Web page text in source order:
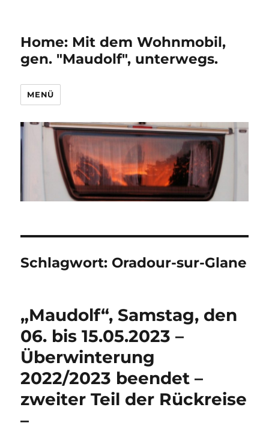
Home: Mit dem Wohnmobil,
gen. "Maudolf", unterwegs.
MENÜ
Schlagwort: Oradour-sur-Glane
„Maudolf“, Samstag, den
06. bis 15.05.2023 –
Überwinterung
2022/2023 beendet –
zweiter Teil der Rückreise
–